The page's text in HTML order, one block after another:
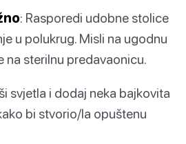
: Rasporedi udobne stolice
u polukrug. Misli na ugodnu
na sterilnu predavaonicu.
svjetla i dodaj neka bajkovita
bi stvorio/la opuštenu